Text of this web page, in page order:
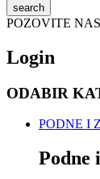
search
POZOVITE NAS
Login
ODABIR
PODNE I
Podne